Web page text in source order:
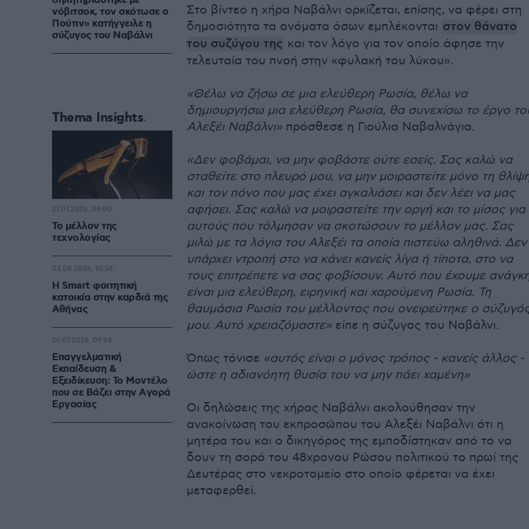
Στο βίντεο η χήρα Ναβάλνι ορκίζεται, επίσης, να φέρει στη
δημοσιότητα τα ονόματα όσων εμπλέκονται στον θάνατο
του συζύγου της και τον λόγο για τον οποίο άφησε την
τελευταία του πνοή στην «φυλακή του λύκου».
«Θέλω να ζήσω σε μια ελεύθερη Ρωσία, θέλω να
δημιουργήσω μια ελεύθερη Ρωσία, θα συνεχίσω το έργο
Αλεξέι Ναβάλνι» πρόσθεσε η Γιούλια Ναβαλνάγια.
«Δεν φοβάμαι, να μην φοβάστε ούτε εσείς. Σας καλώ να
σταθείτε στο πλευρό μου, να μην μοιραστείτε μόνο τη
και τον πόνο που μας έχει αγκαλιάσει και δεν λέει να μας
αφήσει. Σας καλώ να μοιραστείτε την οργή και το μίσος για
αυτούς που τόλμησαν να σκοτώσουν το μέλλον μας. Σας
μιλώ με τα λόγια του Αλεξέι τα οποία πιστεύω αληθινά. Δεν
υπάρχει ντροπή στο να κάνει κανείς λίγα ή τίποτα, στο να
τους επιτρέπετε να σας φοβίσουν. Αυτό που έχουμε
είναι μια ελεύθερη, ειρηνική και χαρούμενη Ρωσία. Τη
θαυμάσια Ρωσία του μέλλοντος που ονειρεύτηκε ο
μου. Αυτό χρειαζόμαστε» είπε η σύζυγος του Ναβάλνι.
Όπως τόνισε «αυτός είναι ο μόνος τρόπος - κανείς άλλος -
ώστε η αδιανόητη θυσία του να μην πάει χαμένη»
Οι δηλώσεις της χήρας Ναβάλνι ακολούθησαν την
ανακοίνωση του εκπροσώπου του Αλεξέι Ναβάλνι ότι η
μητέρα του και ο δικηγόρος της εμποδίστηκαν από το να
δουν τη σορό του 48χρονου Ρώσου πολιτικού το πρωί της
Δευτέρας στο νεκροτομείο στο οποίο φέρεται να έχει
μεταφερθεί.
νόβιτσοκ, τον σκότωσε ο
Πούτιν» κατήγγειλε η
σύζυγoς του Ναβάλνι
Thema Insights
Το μέλλον της
τεχνολογίας
27.07.2026, 06:00
Η Smart φοιτητική
κατοικία στην καρδιά της
Αθήνας
03.08.2026, 10:56
Επαγγελματική
Εκπαίδευση &
Εξειδίκευση: Το Mοντέλο
που σε Bάζει στην Aγορά
Eργασίας
26.07.2026, 09:54